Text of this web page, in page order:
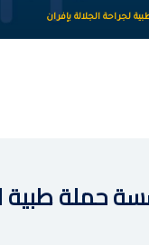
لجراحة الجلالة بإفران
حملة طبية